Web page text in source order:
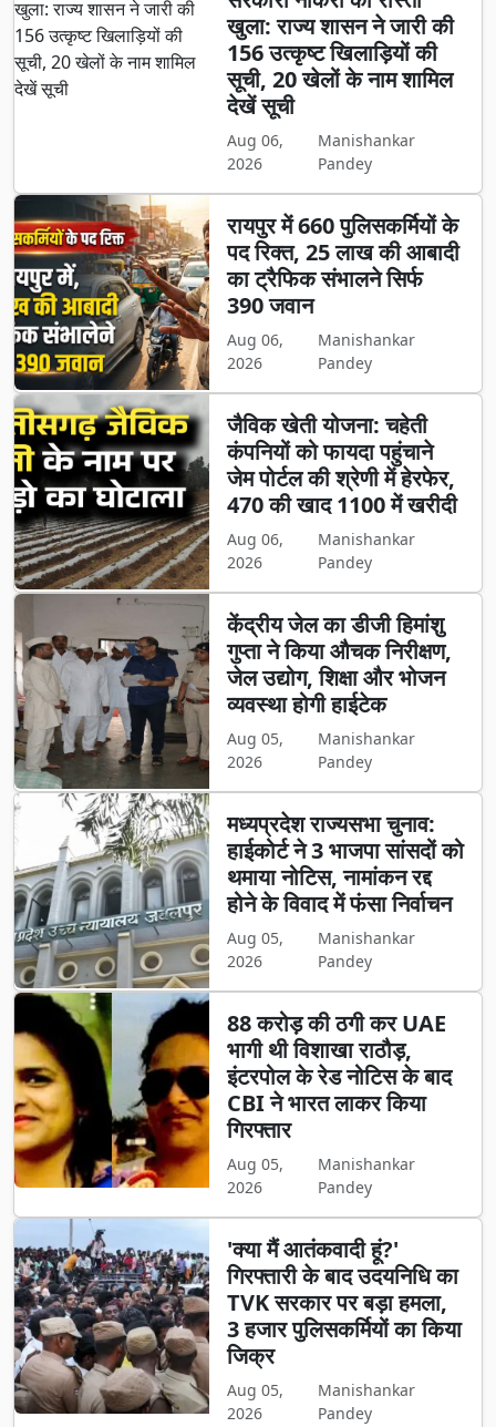
खुला: राज्य शासन ने जारी की
156 उत्कृष्ट खिलाड़ियों की
सूची, 20 खेलों के नाम शामिल
देखें सूची
Aug 06,
2026
Manishankar
Pandey
रायपुर में 660 पुलिसकर्मियों के
पद रिक्त, 25 लाख की आबादी
का ट्रैफिक संभालने सिर्फ
390 जवान
Aug 06,
2026
Manishankar
Pandey
जैविक खेती योजना: चहेती
कंपनियों को फायदा पहुंचाने
जेम पोर्टल की श्रेणी में हेरफेर,
470 की खाद 1100 में खरीदी
Aug 06,
2026
Manishankar
Pandey
केंद्रीय जेल का डीजी हिमांशु
गुप्ता ने किया औचक निरीक्षण,
जेल उद्योग, शिक्षा और भोजन
व्यवस्था होगी हाईटेक
Aug 05,
2026
Manishankar
Pandey
मध्यप्रदेश राज्यसभा चुनाव:
हाईकोर्ट ने 3 भाजपा सांसदों को
थमाया नोटिस, नामांकन रद्द
होने के विवाद में फंसा निर्वाचन
Aug 05,
2026
Manishankar
Pandey
88 करोड़ की ठगी कर UAE
भागी थी विशाखा राठौड़,
इंटरपोल के रेड नोटिस के बाद
CBI ने भारत लाकर किया
गिरफ्तार
Aug 05,
2026
Manishankar
Pandey
'क्या मैं आतंकवादी हूं?'
गिरफ्तारी के बाद उदयनिधि का
TVK सरकार पर बड़ा हमला,
3 हजार पुलिसकर्मियों का किया
जिक्र
Aug 05,
2026
Manishankar
Pandey